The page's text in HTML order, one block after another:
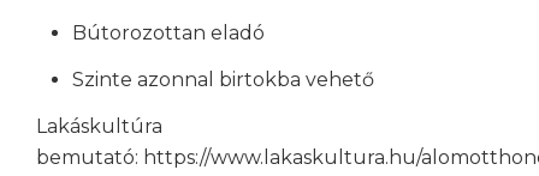
Bútorozottan eladó
Szinte azonnal birtokba vehető
Lakáskultúra
bemutató: https://www.lakaskultura.hu/